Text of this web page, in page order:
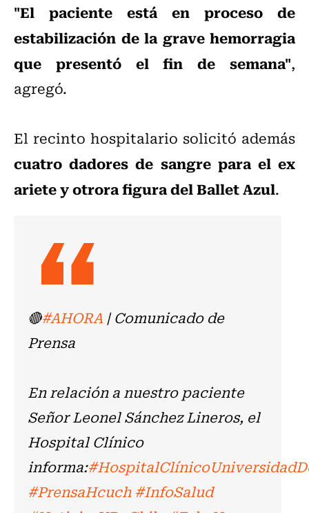
"El paciente está en proceso de
estabilización de la grave hemorragia
que presentó el fin de semana",
agregó.
El recinto hospitalario solicitó además
cuatro dadores de sangre para el ex
ariete y otrora figura del Ballet Azul.
🔴#AHORA| Comunicado de
Prensa
En relación a nuestro paciente
Señor Leonel Sánchez Lineros, el
Hospital Clínico
informa:
#PrensaHcuch #InfoSalud